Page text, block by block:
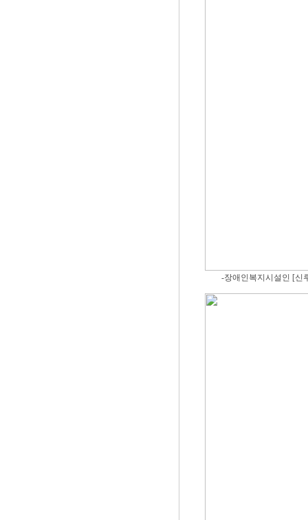
-장애인복지시설인 [신